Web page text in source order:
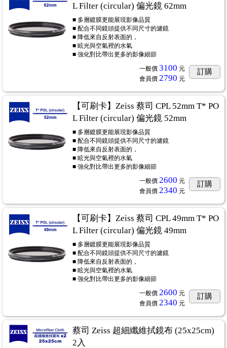
L Filter (circular) 偏光鏡 62mm
■ 多層鍍膜更能展現影像品質
■ 配合不同鏡頭提供不同尺寸的濾鏡
■ 降低來自反射表面的，
■ 眩光與空氣裡的水氣
■ 強化對比帶出更多的影像細節
一般價 3100 元
會員價 2790 元
訂購
【可刷卡】Zeiss 蔡司 CPL 52mm T* PO
L Filter (circular) 偏光鏡 52mm
■ 多層鍍膜更能展現影像品質
■ 配合不同鏡頭提供不同尺寸的濾鏡
■ 降低來自反射表面的，
■ 眩光與空氣裡的水氣
■ 強化對比帶出更多的影像細節
一般價 2600 元
會員價 2340 元
訂購
【可刷卡】Zeiss 蔡司 CPL 49mm T* PO
L Filter (circular) 偏光鏡 49mm
■ 多層鍍膜更能展現影像品質
■ 配合不同鏡頭提供不同尺寸的濾鏡
■ 降低來自反射表面的，
■ 眩光與空氣裡的水氣
■ 強化對比帶出更多的影像細節
一般價 2600 元
會員價 2340 元
訂購
蔡司 Zeiss 超細纖維拭鏡布 (25x25cm)
2入